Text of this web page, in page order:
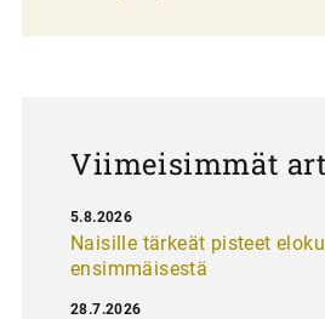
Viimeisimmät
Naisille tärkeät pisteet
ensimmäisestä
5.8.2026
28.7.2026